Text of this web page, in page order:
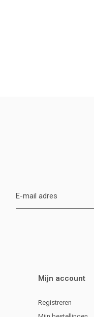
Mijn account
Registreren